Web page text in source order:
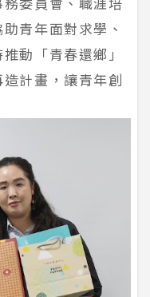
青年面對求學、
動「青春還鄉」
計畫，讓青年創